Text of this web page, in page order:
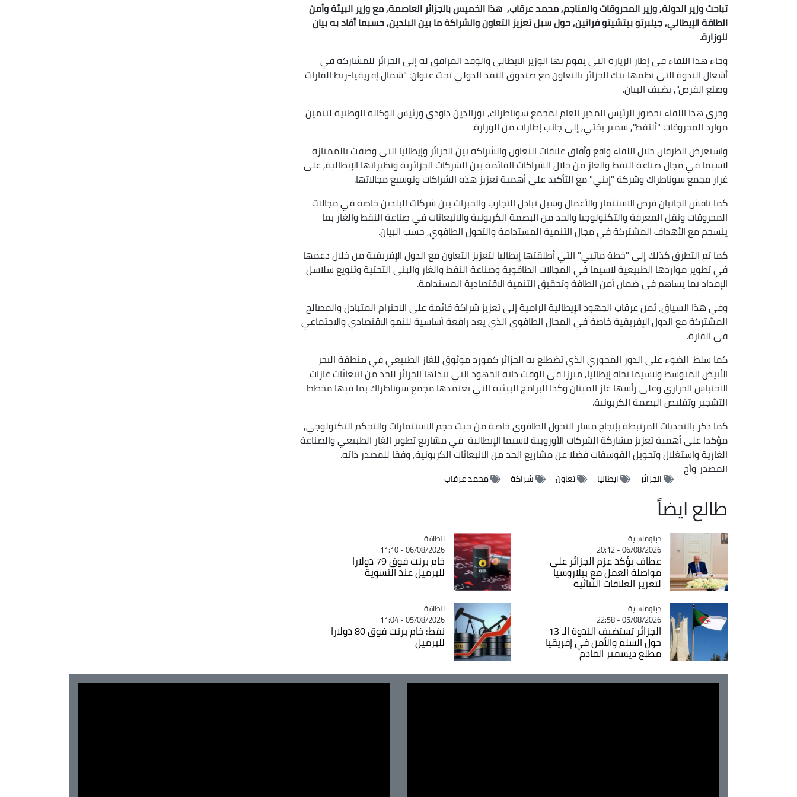
تباحث وزير الدولة, وزير المحروقات والمناجم, محمد عرقاب, هذا الخميس بالجزائر العاصمة, مع وزير البيئة وأمن
الطاقة الإيطالي, جيلبرتو بيتشيتو فراتين, حول سبل تعزيز التعاون والشراكة ما بين البلدين, حسبما أفاد به بيان
للوزارة.
وجاء هذا اللقاء في إطار الزيارة التي يقوم بها الوزير الايطالي والوفد المرافق له إلى الجزائر للمشاركة في
أشغال الندوة التي نظمها بنك الجزائر بالتعاون مع صندوق النقد الدولي تحت عنوان: "شمال إفريقيا-ربط القارات
وصنع الفرص", يضيف البيان.
وجرى هذا اللقاء بحضور الرئيس المدير العام لمجمع سوناطراك, نورالدين داودي ورئيس الوكالة الوطنية لتثمين
موارد المحروقات "ألنفط", سمير بختي, إلى جانب إطارات من الوزارة.
واستعرض الطرفان خلال اللقاء واقع وآفاق علاقات التعاون والشراكة بين الجزائر وإيطاليا التي وصفت بالممتازة
لاسيما في مجال صناعة النفط والغاز من خلال الشراكات القائمة بين الشركات الجزائرية ونظيراتها الإيطالية, على
غرار مجمع سوناطراك وشركة "إيني" مع التأكيد على أهمية تعزيز هذه الشراكات وتوسيع مجالاتها.
كما ناقش الجانبان فرص الاستثمار والأعمال وسبل تبادل التجارب والخبرات بين شركات البلدين خاصة في مجالات
المحروقات ونقل المعرفة والتكنولوجيا والحد من البصمة الكربونية والانبعاثات في صناعة النفط والغاز بما
ينسجم مع الأهداف المشتركة في مجال التنمية المستدامة والتحول الطاقوي, حسب البيان.
كما تم التطرق كذلك إلى "خطة ماتيي" التي أطلقتها إيطاليا لتعزيز التعاون مع الدول الإفريقية من خلال دعمها
في تطوير مواردها الطبيعية لاسيما في المجالات الطاقوية وصناعة النفط والغاز والبنى التحتية وتنويع سلاسل
الإمداد بما يساهم في ضمان أمن الطاقة وتحقيق التنمية الاقتصادية المستدامة.
وفي هذا السياق, ثمن عرقاب الجهود الإيطالية الرامية إلى تعزيز شراكة قائمة على الاحترام المتبادل والمصالح
المشتركة مع الدول الإفريقية خاصة في المجال الطاقوي الذي يعد رافعة أساسية للنمو الاقتصادي والاجتماعي
في القارة.
كما سلط الضوء على الدور المحوري الذي تضطلع به الجزائر كمورد موثوق للغاز الطبيعي في منطقة البحر
الأبيض المتوسط ولاسيما تجاه إيطاليا, مبرزا في الوقت ذاته الجهود التي تبذلها الجزائر للحد من انبعاثات غازات
الاحتباس الحراري وعلى رأسها غاز الميثان وكذا البرامج البيئية التي يعتمدها مجمع سوناطراك بما فيها مخطط
التشجير وتقليص البصمة الكربونية.
كما ذكر بالتحديات المرتبطة بإنجاح مسار التحول الطاقوي خاصة من حيث حجم الاستثمارات والتحكم التكنولوجي,
مؤكدا على أهمية تعزيز مشاركة الشركات الأوروبية لاسيما الإيطالية في مشاريع تطوير الغاز الطبيعي والصناعة
الغازية واستغلال وتحويل الفوسفات فضلا عن مشاريع الحد من الانبعاثات الكربونية, وفقا للمصدر ذاته.
المصدر وأج
الجزائر ايطاليا تعاون شراكة محمد عرقاب
طالع ايضاً
Catégorie
دبلوماسية
06/08/2026 - 20:12
عطاف يؤكد عزم الجزائر على
مواصلة العمل مع بيلاروسيا
لتعزيز العلاقات الثنائية
Catégorie
الطاقة
06/08/2026 - 11:10
خام برنت فوق 79 دولارا
للبرميل عند التسوية
Catégorie
دبلوماسية
05/08/2026 - 22:58
الجزائر تستضيف الندوة الـ 13
حول السلم والأمن في إفريقيا
مطلع ديسمبر القادم
Catégorie
الطاقة
05/08/2026 - 11:04
نفط: خام برنت فوق 80 دولارا
للبرميل